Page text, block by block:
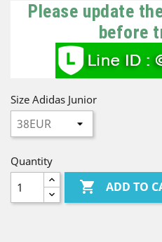
Please update
before
Size Adidas Junior
Quantity
 ADD TO